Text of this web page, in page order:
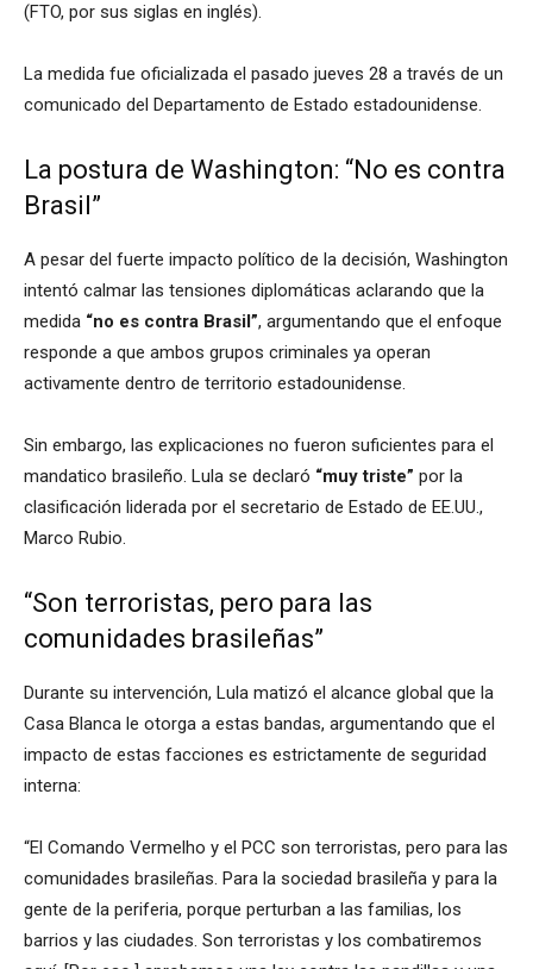
(FTO, por sus siglas en inglés).
La medida fue oficializada el pasado jueves 28 a través de un
comunicado del Departamento de Estado estadounidense.
La postura de Washington: “No es contra
Brasil”
A pesar del fuerte impacto político de la decisión, Washington
intentó calmar las tensiones diplomáticas aclarando que la
medida “no es contra Brasil”, argumentando que el enfoque
responde a que ambos grupos criminales ya operan
activamente dentro de territorio estadounidense.
Sin embargo, las explicaciones no fueron suficientes para el
mandatico brasileño. Lula se declaró “muy triste” por la
clasificación liderada por el secretario de Estado de EE.UU.,
Marco Rubio.
“Son terroristas, pero para las
comunidades brasileñas”
Durante su intervención, Lula matizó el alcance global que la
Casa Blanca le otorga a estas bandas, argumentando que el
impacto de estas facciones es estrictamente de seguridad
interna:
“El Comando Vermelho y el PCC son terroristas, pero para las
comunidades brasileñas. Para la sociedad brasileña y para la
gente de la periferia, porque perturban a las familias, los
barrios y las ciudades. Son terroristas y los combatiremos